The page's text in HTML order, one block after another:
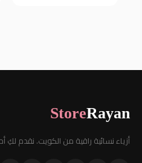
Rayan
Store
أزياء نسائية راقية من الكويت. نقدم